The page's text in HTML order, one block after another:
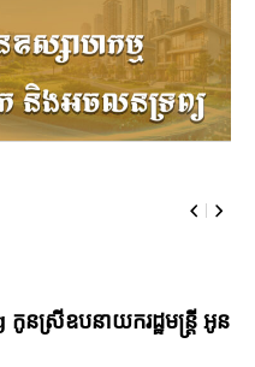
រីឧបនាយករដ្ឋមន្រ្តី អូន